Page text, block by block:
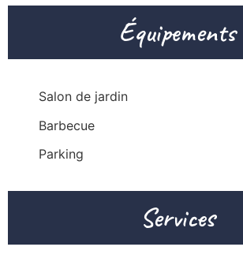
Équipements
Salon de jardin
Barbecue
Parking
Services